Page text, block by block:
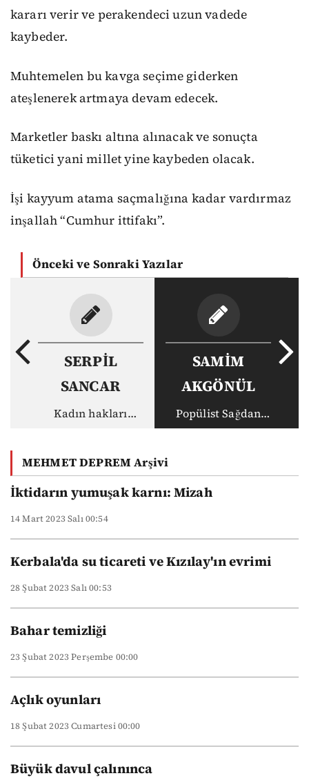
kararı verir ve perakendeci uzun vadede
kaybeder.
Muhtemelen bu kavga seçime giderken
ateşlenerek artmaya devam edecek.
Marketler baskı altına alınacak ve sonuçta
tüketici yani millet yine kaybeden olacak.
İşi kayyum atama saçmalığına kadar vardırmaz
inşallah “Cumhur ittifakı”.
Önceki ve Sonraki Yazılar
SERPİL
SANCAR
Kadın hakları
dinamikler-III:
Latin Amerika’dan
anayasa dersleri
SAMİM
AKGÖNÜL
Popülist Sağdan
Demokratik Sola:
MEHMET DEPREM Arşivi
İktidarın yumuşak karnı: Mizah
14 Mart 2023 Salı 00:54
Kerbala'da su ticareti ve Kızılay'ın evrimi
28 Şubat 2023 Salı 00:53
Bahar temizliği
23 Şubat 2023 Perşembe 00:00
Açlık oyunları
18 Şubat 2023 Cumartesi 00:00
Büyük davul çalınınca